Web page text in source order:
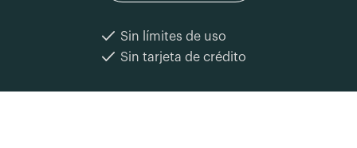
Sin límites de uso
Sin tarjeta de crédito